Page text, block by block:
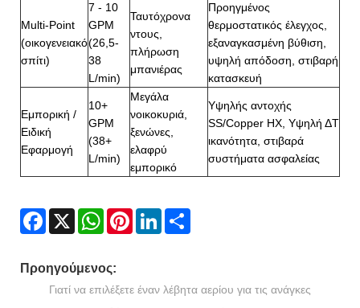
Multi-Point
(οικογενειακό
σπίτι)
7 - 10
GPM
(26,5-
38
L/min)
Ταυτόχρονα
ντους,
πλήρωση
μπανιέρας
Προηγμένος
θερμοστατικός έλεγχος,
εξαναγκασμένη βύθιση,
υψηλή απόδοση, στιβαρή
κατασκευή
Εμπορική /
Ειδική
Εφαρμογή
10+
GPM
(38+
L/min)
Μεγάλα
νοικοκυριά,
ξενώνες,
ελαφρύ
εμπορικό
Υψηλής αντοχής
SS/Copper HX, Υψηλή ΔT
ικανότητα, στιβαρά
συστήματα ασφαλείας
Facebook
X WhatsAppPinterestLinkedIn
Προηγούμενος:
Γιατί να επιλέξετε έναν λέβητα αερίου για τις ανάγκες